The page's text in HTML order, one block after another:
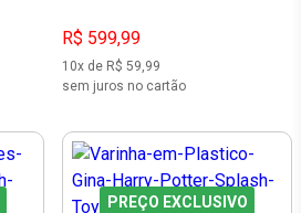
R$ 599,99
10x de R$ 59,99
sem juros no cartão
PREÇO EXCLUSIVO